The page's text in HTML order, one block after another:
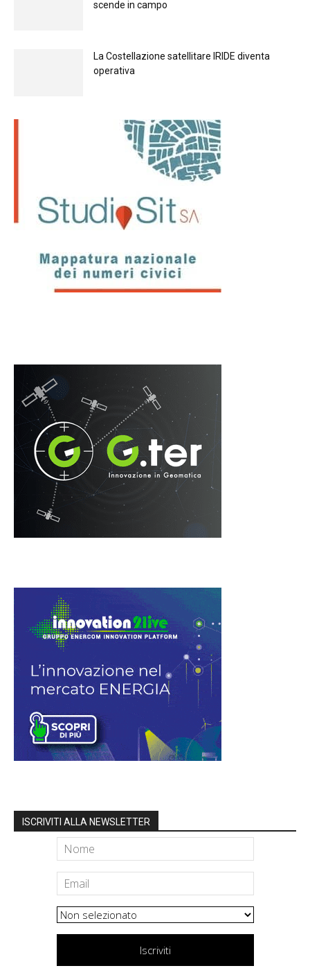
scende in campo
La Costellazione satellitare IRIDE diventa
operativa
ISCRIVITI ALLA NEWSLETTER
Iscriviti